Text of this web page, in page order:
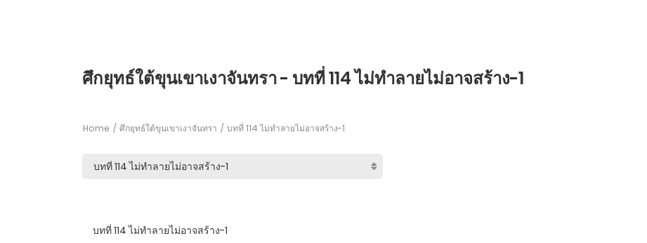
ศึกยุทธ์ใต้ขุนเขาเงาจันทรา - บทที่ 114 ไม่ทำลายไม่อาจสร้าง-1
Home ศึกยุทธ์ใต้ขุนเขาเงาจันทรา บทที่ 114 ไม่ทำลายไม่อาจสร้าง-1
บทที่ 114 ไม่ทำลายไม่อาจสร้าง-1